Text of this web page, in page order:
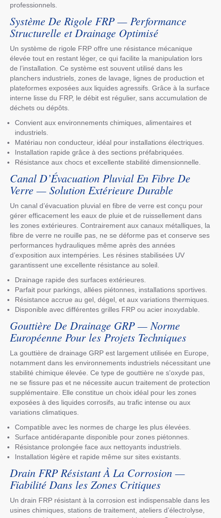
professionnels.
Système De Rigole FRP — Performance
Structurelle et Drainage Optimisé
Un système de rigole FRP offre une résistance mécanique
élevée tout en restant léger, ce qui facilite la manipulation lors
de l’installation. Ce système est souvent utilisé dans les
planchers industriels, zones de lavage, lignes de production et
plateformes exposées aux liquides agressifs. Grâce à la surface
interne lisse du FRP, le débit est régulier, sans accumulation de
déchets ou dépôts.
Convient aux environnements chimiques, alimentaires et
industriels.
Matériau non conducteur, idéal pour installations électriques.
Installation rapide grâce à des sections préfabriquées.
Résistance aux chocs et excellente stabilité dimensionnelle.
Canal D’Évacuation Pluvial En Fibre De
Verre — Solution Extérieure Durable
Un canal d’évacuation pluvial en fibre de verre est conçu pour
gérer efficacement les eaux de pluie et de ruissellement dans
les zones extérieures. Contrairement aux canaux métalliques, la
fibre de verre ne rouille pas, ne se déforme pas et conserve ses
performances hydrauliques même après des années
d’exposition aux intempéries. Les résines stabilisées UV
garantissent une excellente résistance au soleil.
Drainage rapide des surfaces extérieures.
Parfait pour parkings, allées piétonnes, installations sportives.
Résistance accrue au gel, dégel, et aux variations thermiques.
Disponible avec différentes grilles FRP ou acier inoxydable.
Gouttière De Drainage GRP — Norme
Européenne Pour les Projets Techniques
La gouttière de drainage GRP est largement utilisée en Europe,
notamment dans les environnements industriels nécessitant une
stabilité chimique élevée. Ce type de gouttière ne s'oxyde pas,
ne se fissure pas et ne nécessite aucun traitement de protection
supplémentaire. Elle constitue un choix idéal pour les zones
exposées à des liquides corrosifs, au trafic intense ou aux
variations climatiques.
Compatible avec les normes de charge les plus élevées.
Surface antidérapante disponible pour zones piétonnes.
Résistance prolongée face aux nettoyants industriels.
Installation légère et rapide même sur sites existants.
Drain FRP Résistant À La Corrosion —
Fiabilité Dans les Zones Critiques
Un drain FRP résistant à la corrosion est indispensable dans les
usines chimiques, stations de traitement, ateliers d’électrolyse,